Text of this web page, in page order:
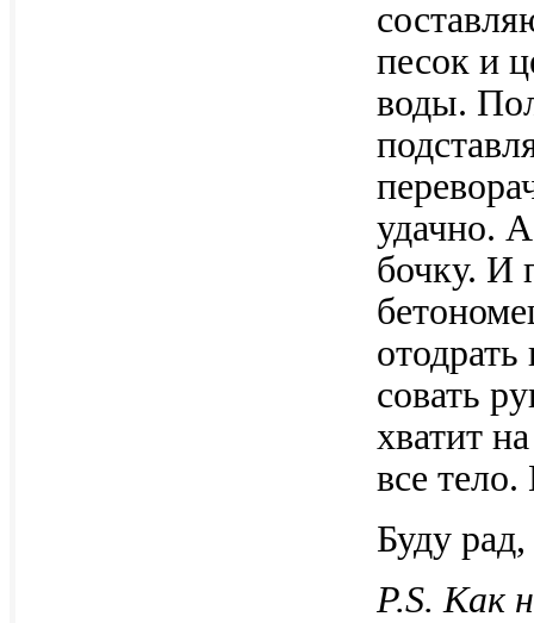
песок и
воды.
удачно.
бочку. И
совать
хватит
все
Буду
P.S. Как